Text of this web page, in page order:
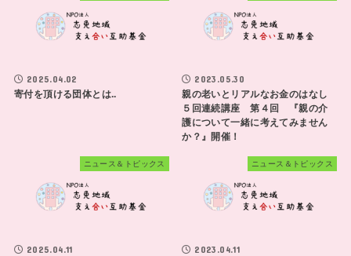
2025.04.02
寄付を頂ける団体とは..
2023.05.30
親の老いとリアルなお金のはなし
５回連続講座 第４回 『親の介
護について一緒に考えてみません
か？』開催！
ニュース＆トピックス
2025.04.11
ニュース＆トピックス
2023.04.11